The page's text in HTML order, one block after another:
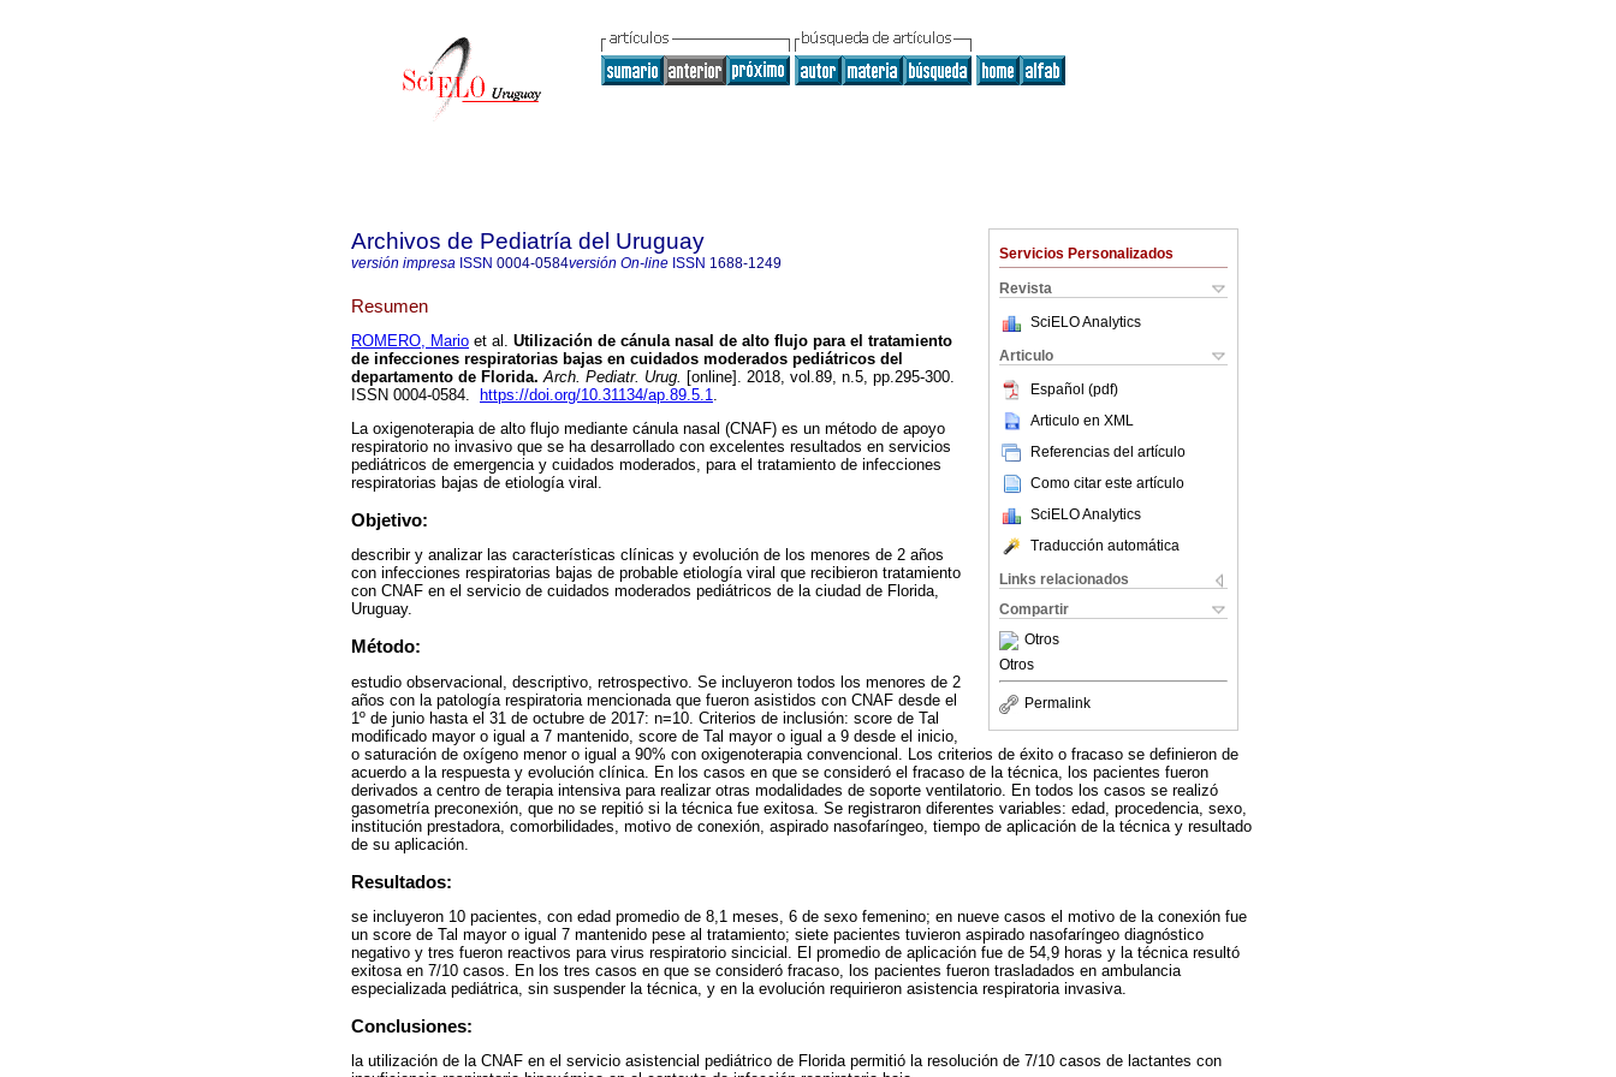
Servicios Personalizados
Revista
SciELO Analytics
Articulo
Español (pdf)
Articulo en XML
Referencias del artículo
Como citar este artículo
SciELO Analytics
Traducción automática
Links relacionados
Compartir
Otros
Otros
Permalink
Archivos de Pediatría del Uruguay
versión impresa ISSN 0004-0584versión On-line ISSN 1688-1249
Resumen
ROMERO, Mario et al. Utilización de cánula nasal de alto flujo para el tratamiento
de infecciones respiratorias bajas en cuidados moderados pediátricos del
departamento de Florida. Arch. Pediatr. Urug. [online]. 2018, vol.89, n.5, pp.295-300.
ISSN 0004-0584.
https://doi.org/10.31134/ap.89.5.1.
La oxigenoterapia de alto flujo mediante cánula nasal (CNAF) es un método de apoyo
respiratorio no invasivo que se ha desarrollado con excelentes resultados en servicios
pediátricos de emergencia y cuidados moderados, para el tratamiento de infecciones
respiratorias bajas de etiología viral.
Objetivo:
describir y analizar las características clínicas y evolución de los menores de 2 años
con infecciones respiratorias bajas de probable etiología viral que recibieron tratamiento
con CNAF en el servicio de cuidados moderados pediátricos de la ciudad de Florida,
Uruguay.
Método:
estudio observacional, descriptivo, retrospectivo. Se incluyeron todos los menores de 2
años con la patología respiratoria mencionada que fueron asistidos con CNAF desde el
1º de junio hasta el 31 de octubre de 2017: n=10. Criterios de inclusión: score de Tal
modificado mayor o igual a 7 mantenido, score de Tal mayor o igual a 9 desde el inicio,
o saturación de oxígeno menor o igual a 90% con oxigenoterapia convencional. Los criterios de éxito o fracaso se definieron de
acuerdo a la respuesta y evolución clínica. En los casos en que se consideró el fracaso de la técnica, los pacientes fueron
derivados a centro de terapia intensiva para realizar otras modalidades de soporte ventilatorio. En todos los casos se realizó
gasometría preconexión, que no se repitió si la técnica fue exitosa. Se registraron diferentes variables: edad, procedencia, sexo,
institución prestadora, comorbilidades, motivo de conexión, aspirado nasofaríngeo, tiempo de aplicación de la técnica y resultado
de su aplicación.
Resultados:
se incluyeron 10 pacientes, con edad promedio de 8,1 meses, 6 de sexo femenino; en nueve casos el motivo de la conexión fue
un score de Tal mayor o igual 7 mantenido pese al tratamiento; siete pacientes tuvieron aspirado nasofaríngeo diagnóstico
negativo y tres fueron reactivos para virus respiratorio sincicial. El promedio de aplicación fue de 54,9 horas y la técnica resultó
exitosa en 7/10 casos. En los tres casos en que se consideró fracaso, los pacientes fueron trasladados en ambulancia
especializada pediátrica, sin suspender la técnica, y en la evolución requirieron asistencia respiratoria invasiva.
Conclusiones:
la utilización de la CNAF en el servicio asistencial pediátrico de Florida permitió la resolución de 7/10 casos de lactantes con